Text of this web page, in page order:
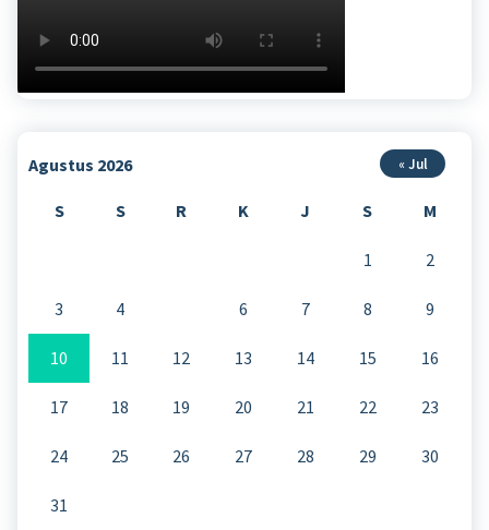
Agustus 2026
S S R K J S M
1 2
3 4 6 7 8 9
10 11 12 13 14 15 16
17 18 19 20 21 22 23
24 25 26 27 28 29 30
31
« Jul